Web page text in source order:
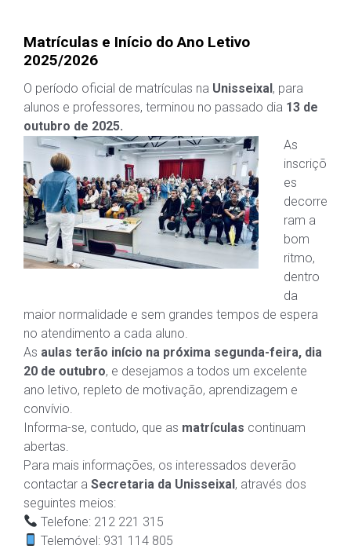
Matrículas e Início do Ano Letivo
2025/2026
O período oficial de matrículas na Unisseixal, para
alunos e professores, terminou no passado dia 13 de
outubro de 2025.
As
inscriçõ
es
decorre
ram a
bom
ritmo,
dentro
da
maior normalidade e sem grandes tempos de espera
no atendimento a cada aluno.
As aulas terão início na próxima segunda-feira, dia
20 de outubro, e desejamos a todos um excelente
ano letivo, repleto de motivação, aprendizagem e
convívio.
Informa-se, contudo, que as matrículas continuam
abertas.
Para mais informações, os interessados deverão
contactar a Secretaria da Unisseixal, através dos
seguintes meios:
Telefone: 212 221 315
Telemóvel: 931 114 805